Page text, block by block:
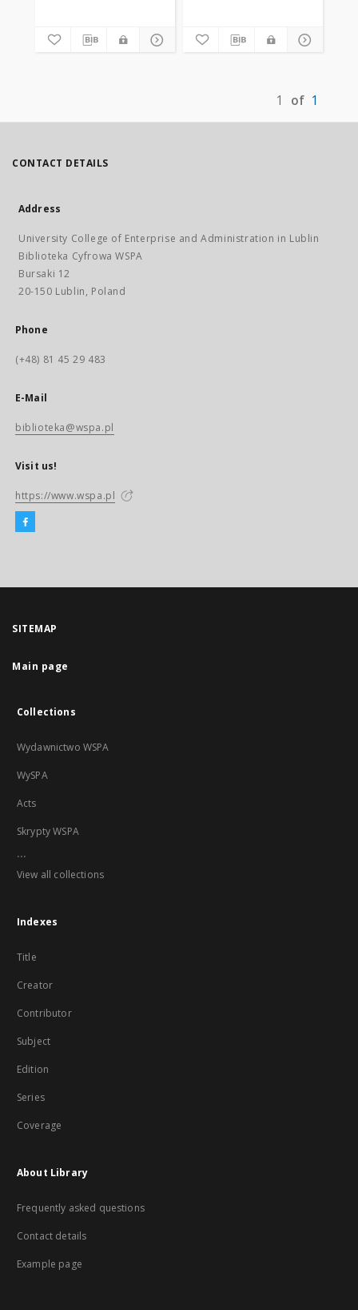
1 of 1
CONTACT DETAILS
Address
University College of Enterprise and Administration in Lublin
Biblioteka Cyfrowa WSPA
Bursaki 12
20-150 Lublin, Poland
Phone
(+48) 81 45 29 483
E-Mail
biblioteka@wspa.pl
Visit us!
https://www.wspa.pl
SITEMAP
Main page
Collections
Wydawnictwo WSPA
WySPA
Acts
Skrypty WSPA
...
View all collections
Indexes
Title
Creator
Contributor
Subject
Edition
Series
Coverage
About Library
Frequently asked questions
Contact details
Example page